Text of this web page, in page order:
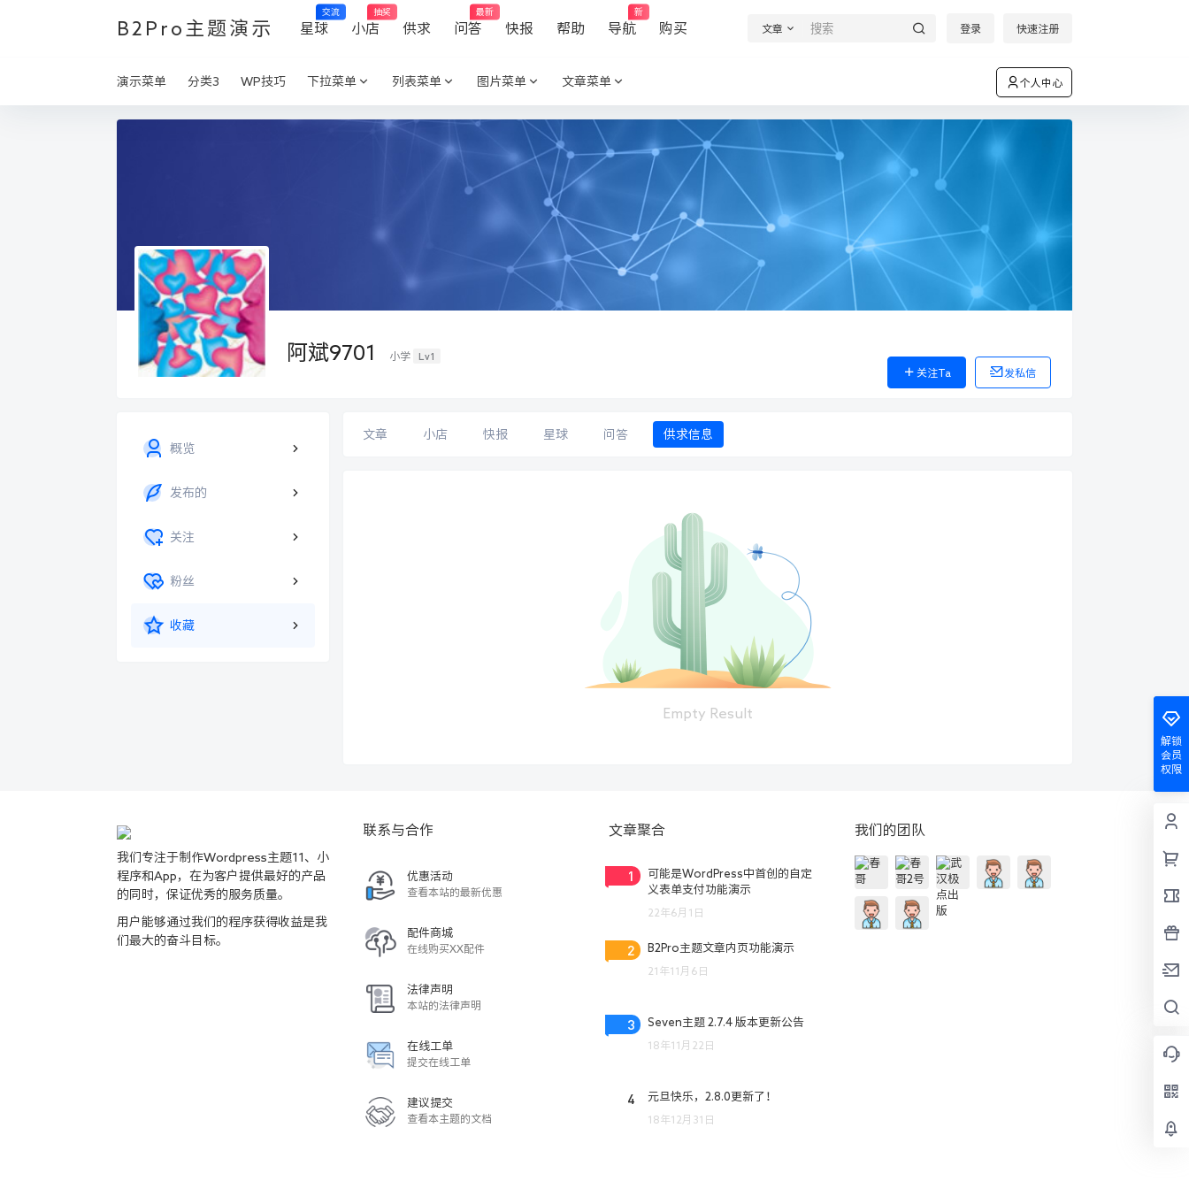
B2Pro主题演示 星球
交流
小店
抽奖
供求 问答
最新
快报 帮助 导航
新
购买 文章 登录 快速注册
演示菜单 分类3 WP技巧 下拉菜单 列表菜单 图片菜单 文章菜单 个人中心
阿斌9701 小学 Lv1
关注Ta 发私信
概览
发布的
关注
粉丝
收藏
文章 小店 快报 星球 问答 供求信息
Empty Result
解锁
会员
权限
我们专注于制作Wordpress主题11、小
程序和App，在为客户提供最好的产品
的同时，保证优秀的服务质量。
用户能够通过我们的程序获得收益是我
们最大的奋斗目标。
联系与合作
优惠活动
查看本站的最新优惠
配件商城
在线购买XX配件
法律声明
本站的法律声明
在线工单
提交在线工单
建议提交
查看本主题的文档
文章聚合
1
可能是WordPress中首创的自定
义表单支付功能演示
22年6月1日
2 B2Pro主题文章内页功能演示
21年11月6日
3 Seven主题 2.7.4 版本更新公告
18年11月22日
4 元旦快乐，2.8.0更新了！
18年12月31日
我们的团队